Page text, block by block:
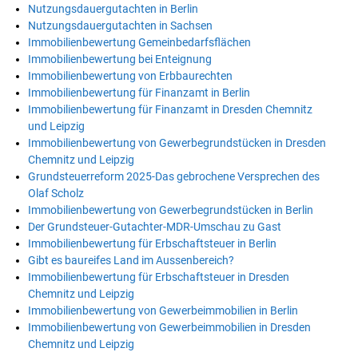
Nutzungsdauergutachten in Berlin
Nutzungsdauergutachten in Sachsen
Immobilienbewertung Gemeinbedarfsflächen
Immobilienbewertung bei Enteignung
Immobilienbewertung von Erbbaurechten
Immobilienbewertung für Finanzamt in Berlin
Immobilienbewertung für Finanzamt in Dresden Chemnitz
und Leipzig
Immobilienbewertung von Gewerbegrundstücken in Dresden
Chemnitz und Leipzig
Grundsteuerreform 2025-Das gebrochene Versprechen des
Olaf Scholz
Immobilienbewertung von Gewerbegrundstücken in Berlin
Der Grundsteuer-Gutachter-MDR-Umschau zu Gast
Immobilienbewertung für Erbschaftsteuer in Berlin
Gibt es baureifes Land im Aussenbereich?
Immobilienbewertung für Erbschaftsteuer in Dresden
Chemnitz und Leipzig
Immobilienbewertung von Gewerbeimmobilien in Berlin
Immobilienbewertung von Gewerbeimmobilien in Dresden
Chemnitz und Leipzig